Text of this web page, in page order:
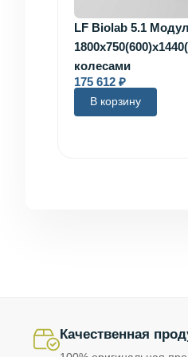
LF Biolab 5.1
колесами
175 612 ₽
В корзину
Качественная